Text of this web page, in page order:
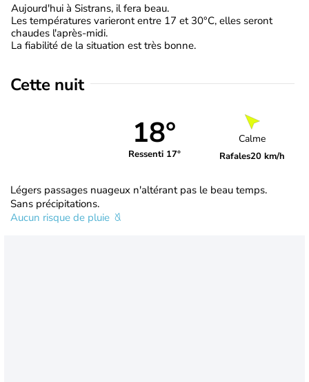
Aujourd'hui à Sistrans, il fera beau.
Les températures varieront entre 17 et 30°C, elles seront
chaudes l'après-midi.
La fiabilité de la situation est très bonne.
Cette nuit
18°
Ressenti 17°
Calme
Rafales20 km/h
Légers passages nuageux n'altérant pas le beau temps.
Sans précipitations.
Aucun risque de pluie